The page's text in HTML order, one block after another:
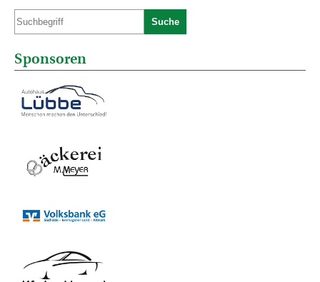
Suche
Sponsoren